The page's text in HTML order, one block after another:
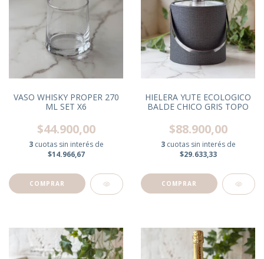
VASO WHISKY PROPER 270
ML SET X6
$44.900,00
3 cuotas sin interés de
$14.966,67
HIELERA YUTE ECOLOGICO
BALDE CHICO GRIS TOPO
$88.900,00
3 cuotas sin interés de
$29.633,33